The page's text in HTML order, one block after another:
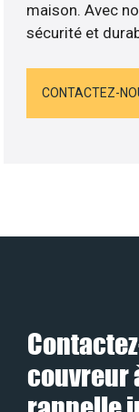
maison. Avec
sécurité et
CONTACTEZ-
couvreur